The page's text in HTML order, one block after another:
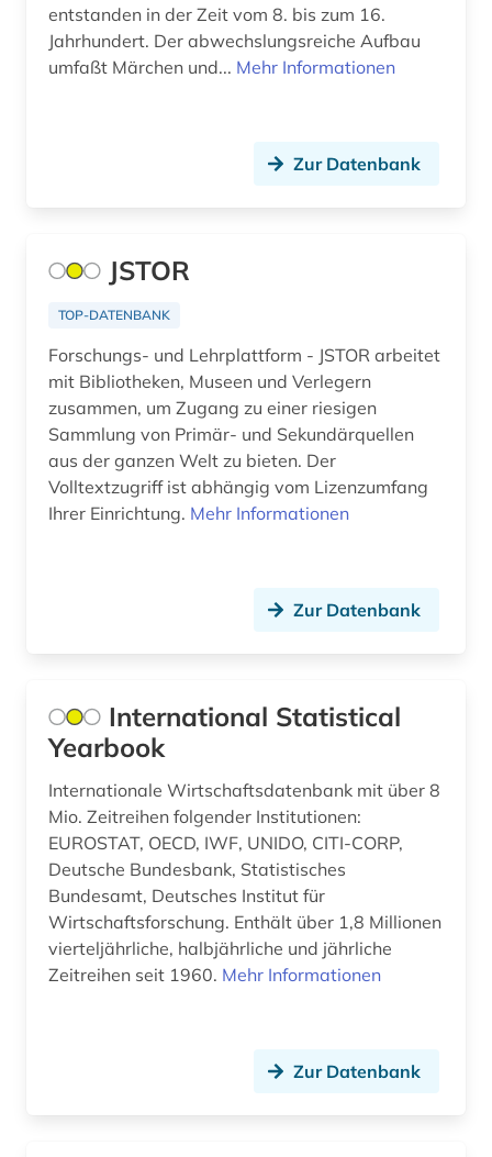
agende (1)
agrarprodukt (1)
agrarrecht (2)
agrarsektor (1)
agrarsoziologie (1)
agrarwirtschaft (1)
agrarwissenschaft (8)
akademie der künste (1)
akademien der wissenschaft (1)
akademieschrift (1)
akkadisch (1)
akkreditierung (1)
Niedersachsen (14)
Nordamerika (24)
Ostasien (46)
Osteuropa (41)
Ostmitteleuropa (14)
Palaestina (8)
Polen (21)
Portugal (16)
Saarland (14)
Sachsen-Anhalt (6)
Schleswig-Holstein (5)
Schweden (77)
Schweiz (79)
entstanden in der Zeit vom 8. bis zum 16.
Jahrhundert. Der abwechslungsreiche Aufbau
umfaßt Märchen und... Mehr Informationen
Zur Datenbank
JSTOR
TOP-DATENBANK
Forschungs- und Lehrplattform - JSTOR arbeitet
mit Bibliotheken, Museen und Verlegern
zusammen, um Zugang zu einer riesigen
Sammlung von Primär- und Sekundärquellen
aus der ganzen Welt zu bieten. Der
Volltextzugriff ist abhängig vom Lizenzumfang
Ihrer Einrichtung. Mehr Informationen
Zur Datenbank
International Statistical
Yearbook
Internationale Wirtschaftsdatenbank mit über 8
Mio. Zeitreihen folgender Institutionen:
EUROSTAT, OECD, IWF, UNIDO, CITI-CORP,
Deutsche Bundesbank, Statistisches
Bundesamt, Deutsches Institut für
Wirtschaftsforschung. Enthält über 1,8 Millionen
vierteljährliche, halbjährliche und jährliche
Zeitreihen seit 1960. Mehr Informationen
Zur Datenbank